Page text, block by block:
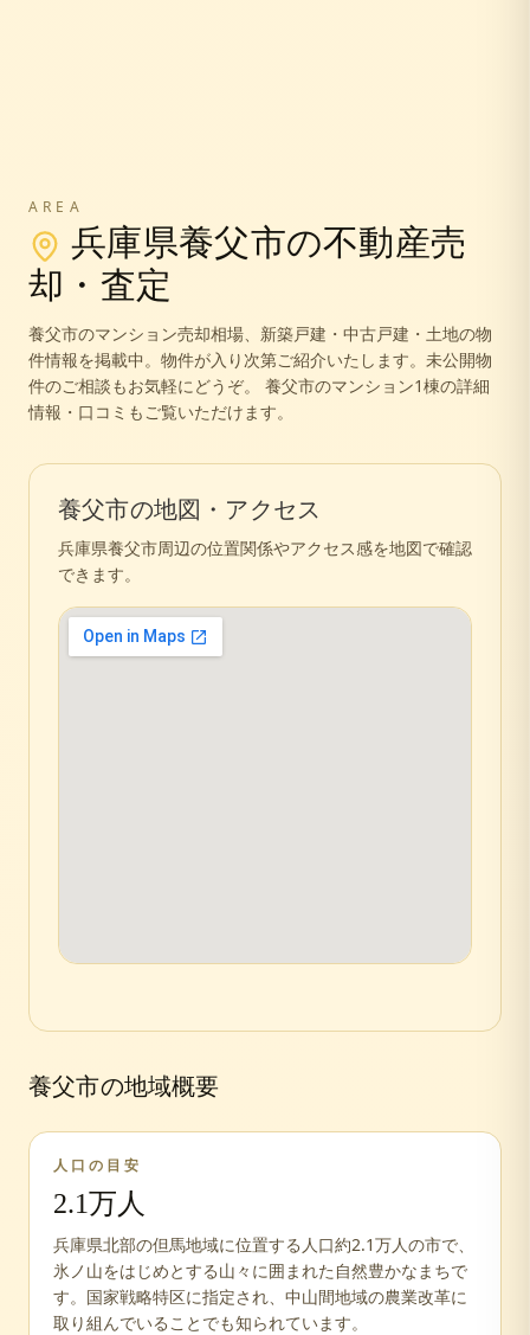
AREA
兵庫県養父市の不動産売
却・査定
養父市のマンション売却相場、新築戸建・中古戸建・土地の物
件情報を掲載中。 物件が入り次第ご紹介いたします。未公開物
件のご相談もお気軽にどうぞ。
養父市のマンション1棟の詳細
情報・口コミもご覧いただけます。
養父市の地図・アクセス
兵庫県養父市周辺の位置関係やアクセス感を地図で確認
できます。
養父市の地域概要
人口の目安
2.1万人
兵庫県北部の但馬地域に位置する人口約2.1万人の市で、
氷ノ山をはじめとする山々に囲まれた自然豊かなまちで
す。国家戦略特区に指定され、中山間地域の農業改革に
取り組んでいることでも知られています。